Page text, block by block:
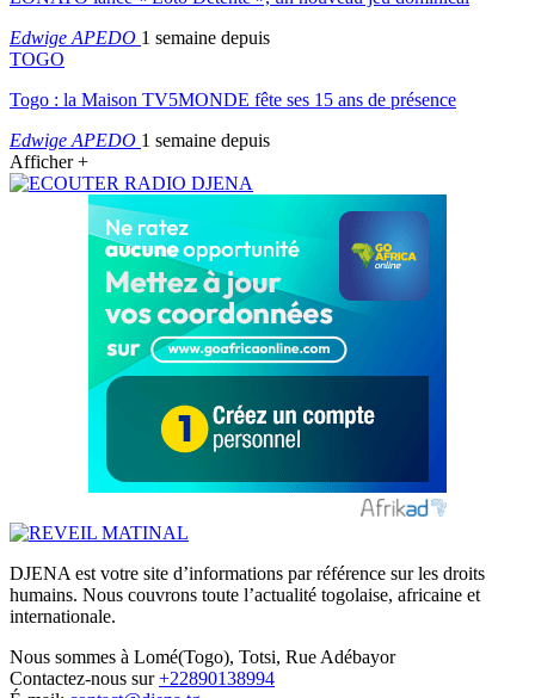
Edwige APEDO 1 semaine depuis
TOGO
Togo : la Maison TV5MONDE fête ses 15 ans de présence
Edwige APEDO 1 semaine depuis
Afficher +
DJENA est votre site d’informations par référence sur les droits
humains. Nous couvrons toute l’actualité togolaise, africaine et
internationale.
Nous sommes à Lomé(Togo), Totsi, Rue Adébayor
Contactez-nous sur+22890138994